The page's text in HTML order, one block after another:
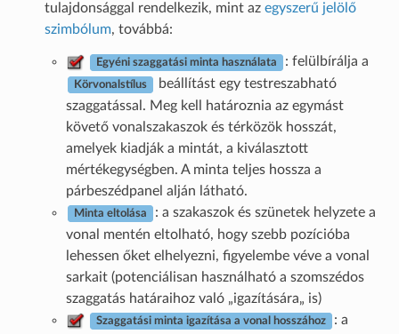
tulajdonsággal rendelkezik, mint az egyszerű jelölő
szimbólum, továbbá:
Egyéni szaggatási minta használata : felülbírálja a
Körvonalstílus
beállítást egy testreszabható
szaggatással. Meg kell határoznia az egymást
követő vonalszakaszok és térközök hosszát,
amelyek kiadják a mintát, a kiválasztott
mértékegységben. A minta teljes hossza a
párbeszédpanel alján látható.
Minta eltolása
: a szakaszok és szünetek helyzete a
vonal mentén eltolható, hogy szebb pozícióba
lehessen őket elhelyezni, figyelembe véve a vonal
sarkait (potenciálisan használható a szomszédos
szaggatás határaihoz való „igazítására„ is)
Szaggatási minta igazítása a vonal hosszához
: a